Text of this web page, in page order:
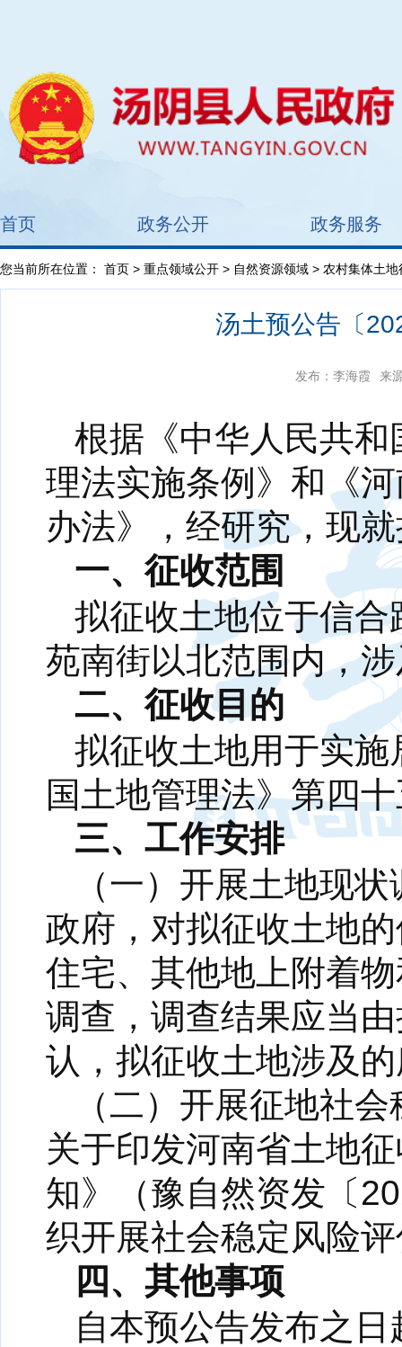
首页 政务公开 政务服务
您当前所在位置： 首页 > 重点领域公开 > 自然资源领域 > 农村集体土地
汤土预公告〔
发布：李海霞 来
根据《中华人民共
理法实施条例》和《
办法》，经研究，现
一、征收范围
拟征收土地位于信
苑南街以北范围内，
二、征收目的
拟征收土地用于实
国土地管理法》第四
三、工作安排
（一）开展土地现
政府，对拟征收土地
住宅、其他地上附着
调查，调查结果应当
认，拟征收土地涉及
（二）开展征地社
关于印发河南省土地
知》（豫自然资发〔
织开展社会稳定风险
四、其他事项
自本预公告发布之